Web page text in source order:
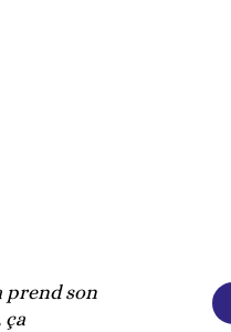
prend son
ça